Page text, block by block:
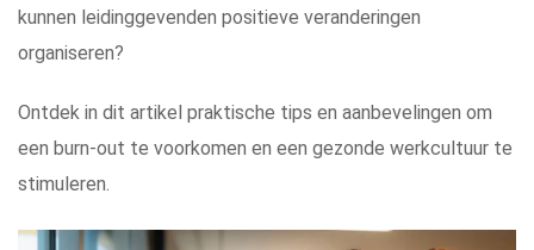
kunnen leidinggevenden positieve veranderingen
organiseren?
Ontdek in dit artikel praktische tips en aanbevelingen om
een burn-out te voorkomen en een gezonde werkcultuur te
stimuleren.